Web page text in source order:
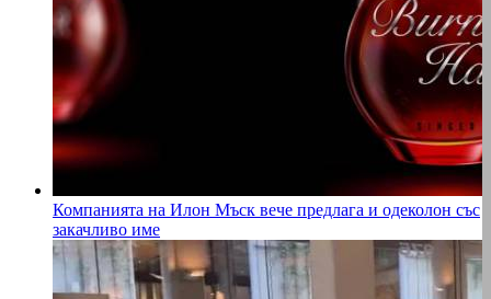
Компанията на Илон Мъск вече предлага и одеколон със
закачливо име